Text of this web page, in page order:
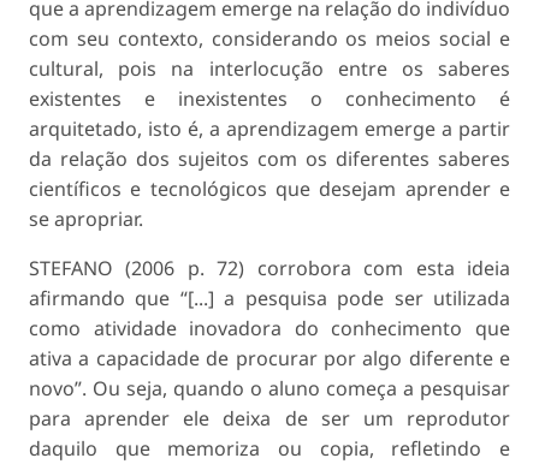
que a aprendizagem emerge na relação do indivíduo
com seu contexto, considerando os meios social e
cultural, pois na interlocução entre os saberes
existentes e inexistentes o conhecimento é
arquitetado, isto é, a aprendizagem emerge a partir
da relação dos sujeitos com os diferentes saberes
científicos e tecnológicos que desejam aprender e
se apropriar.
STEFANO (2006 p. 72) corrobora com esta ideia
afirmando que “[...] a pesquisa pode ser utilizada
como atividade inovadora do conhecimento que
ativa a capacidade de procurar por algo diferente e
novo”. Ou seja, quando o aluno começa a pesquisar
para aprender ele deixa de ser um reprodutor
daquilo que memoriza ou copia, refletindo e